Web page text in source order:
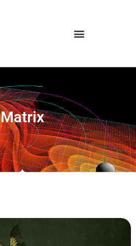
Matrix